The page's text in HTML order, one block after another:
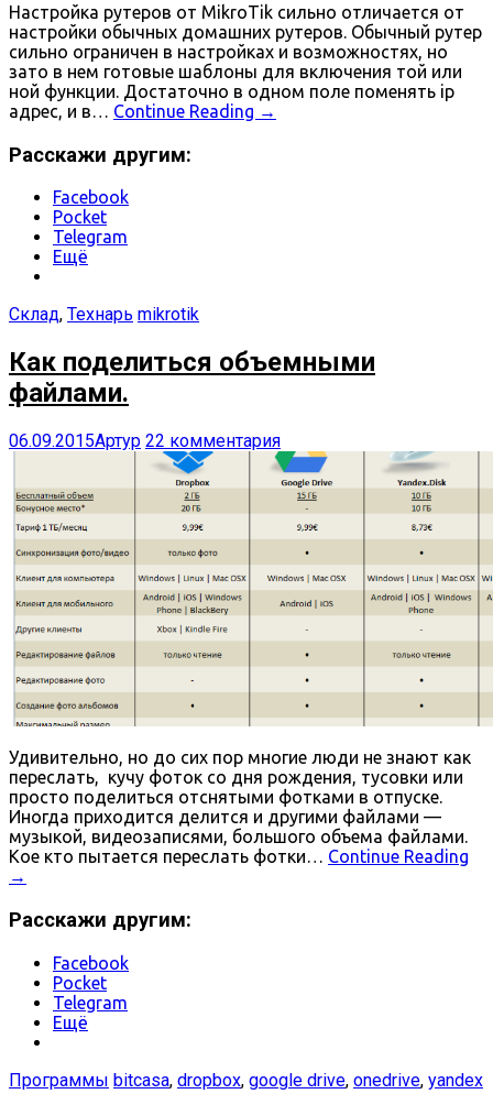
Настройка рутеров от MikroTik сильно отличается от
настройки обычных домашних рутеров. Обычный рутер
сильно ограничен в настройках и возможностях, но
зато в нем готовые шаблоны для включения той или
ной функции. Достаточно в одном поле поменять ip
адрес, и в… Continue Reading →
Расскажи другим:
Facebook
Pocket
Telegram
Ещё
Склад, Технарь mikrotik
Как поделиться объемными
файлами.
06.09.2015Артур 22 комментария
Удивительно, но до сих пор многие люди не знают как
переслать, кучу фоток со дня рождения, тусовки или
просто поделиться отснятыми фотками в отпуске.
Иногда приходится делится и другими файлами —
музыкой, видеозаписями, большого объема файлами.
Кое кто пытается переслать фотки… Continue Reading
→
Расскажи другим:
Facebook
Pocket
Telegram
Ещё
Программы bitcasa, dropbox, google drive, onedrive, yandex